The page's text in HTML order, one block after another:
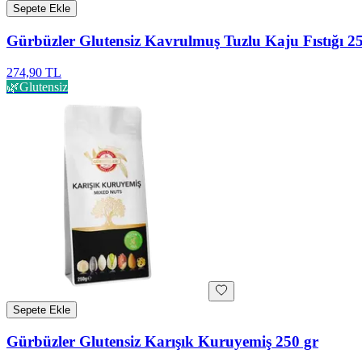
Sepete Ekle
Gürbüzler Glutensiz Kavrulmuş Tuzlu Kaju Fıstığı
274,90 TL
🌿Glutensiz
Sepete Ekle
Gürbüzler Glutensiz Karışık Kuruyemiş 250 gr